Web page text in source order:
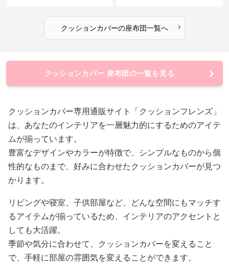
クッションカバーの座布団一覧へ ›
クッションカバー 座布団の一覧を見る
クッションカバー専用通販サイト「クッションフレンズ」
は、あなたのインテリアを一層魅力的にするためのアイテ
ムが揃っています。
豊富なデザインやカラーが特徴で、シンプルなものから個
性的なものまで、好みに合わせたクッションカバーが見つ
かります。
リビングや寝室、子供部屋など、どんな空間にもマッチす
るアイテムが揃っているため、インテリアのアクセントと
しても大活躍。
季節や気分に合わせて、クッションカバーを変えること
で、手軽に部屋の雰囲気を変えることができます。